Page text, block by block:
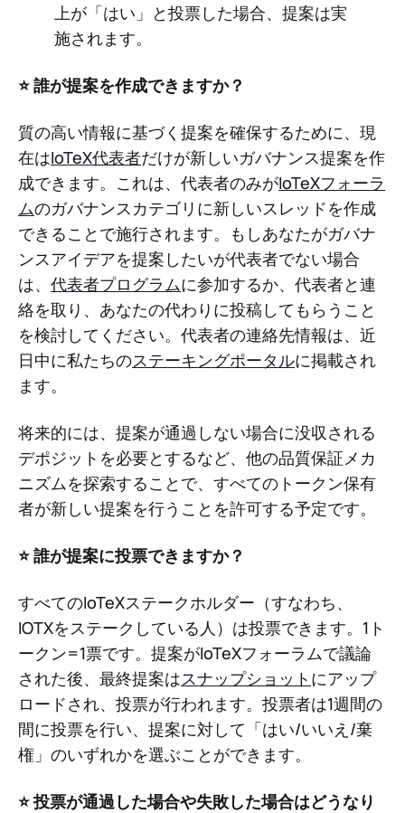
上が「はい」と投票した場合、提案は実
施されます。
⭐️ 誰が提案を作成できますか？
質の高い情報に基づく提案を確保するために、現
在はIoTeX代表者だけが新しいガバナンス提案を作
成できます。これは、代表者のみがIoTeXフォーラ
ムのガバナンスカテゴリに新しいスレッドを作成
できることで施行されます。もしあなたがガバナ
ンスアイデアを提案したいが代表者でない場合
は、 代表者プログラムに参加するか、代表者と連
絡を取り、あなたの代わりに投稿してもらうこと
を検討してください。代表者の連絡先情報は、近
日中に私たちのステーキングポータルに掲載され
ます。
将来的には、提案が通過しない場合に没収される
デポジットを必要とするなど、他の品質保証メカ
ニズムを探索することで、すべてのトークン保有
者が新しい提案を行うことを許可する予定です。
⭐️ 誰が提案に投票できますか？
すべてのIoTeXステークホルダー（すなわち、
IOTXをステークしている人）は投票できます。1ト
ークン=1票です。提案がIoTeXフォーラムで議論
された後、最終提案はスナップショット にアップ
ロードされ、投票が行われます。投票者は1週間の
間に投票を行い、提案に対して「はい/いいえ/棄
権」のいずれかを選ぶことができます。
⭐️ 投票が通過した場合や失敗した場合はどうなり